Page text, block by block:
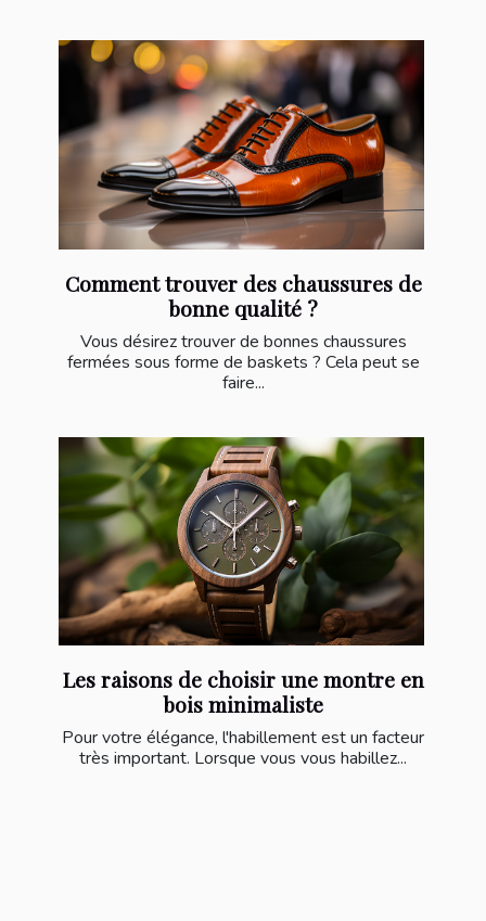
Comment trouver des chaussures de
bonne qualité ?
Vous désirez trouver de bonnes chaussures
fermées sous forme de baskets ? Cela peut se
faire...
Les raisons de choisir une montre en
bois minimaliste
Pour votre élégance, l'habillement est un facteur
très important. Lorsque vous vous habillez...